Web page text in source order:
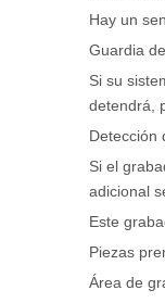
Hay un
Guardia
Si su
detendrá,
Detección
Si el
adicional
Este
Piezas
Área de